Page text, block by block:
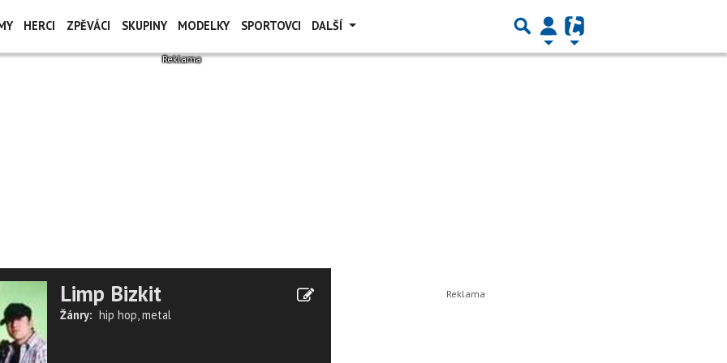
HERCI ZPĚVÁCI SKUPINY MODELKY SPORTOVCI DALŠÍ
Limp Bizkit
Žánry: hip hop,metal